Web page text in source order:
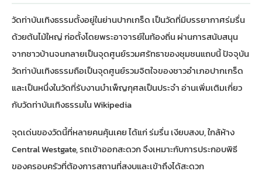
วัดท่าบันเทิงธรรมตั้งอยู่ในย่านปากเกร็ด เป็นวัดที่มีบรรยากาศร่มรื่น
ด้วยต้นไม้ใหญ่ ก่อตั้งโดยพระอาจารย์ในท้องถิ่น ผ่านการสนับสนุน
จากชาวบ้านจนกลายเป็นจุดศูนย์รวมศรัทธาของชุมชนแถบนี้ ปัจจุบัน
วัดท่าบันเทิงธรรมถือเป็นจุดศูนย์รวมจิตใจของชาวอำเภอปากเกร็ด
และเป็นหนึ่งในวัดที่รับงานบำเพ็ญกุศลเป็นประจำอ่านเพิ่มเติมเกี่ยว
กับวัดท่าบันเทิงธรรมใน Wikipedia
จุดเด่นของวัดนี้ที่หลายคนคุ้นเคย ได้แก่ ร่มรื่น เงียบสงบ, ใกล้ห้าง
Central Westgate, รถเข้าออกสะดวก จึงเหมาะกับการประกอบพิธี
ของครอบครัวที่ต้องการสถานที่สงบและเข้าถึงได้สะดวก